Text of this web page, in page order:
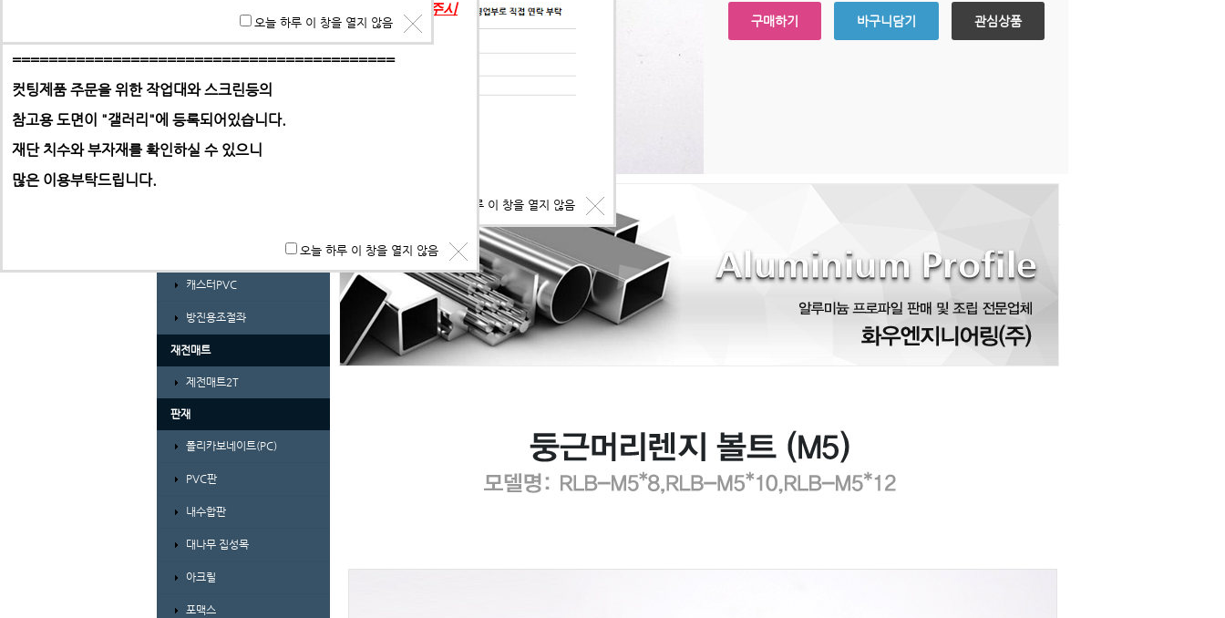
-> 택배요금은 택배사에서 픽업 후 결정합니다.
오늘 하루 이 창을 열지 않음
**특히 알루미늄판,PC,아크릴 판재는 필히 사무실로 견적 문의해 주시
==========================================
컷팅제품 주문을 위한 작업대와 스크린등의
참고용 도면이 "갤러리"에 등록되어있습니다.
재단 치수와 부자재를 확인하실 수 있으니
많은 이용부탁드립니다.
오늘 하루 이 창을 열지 않음
오늘 하루 이 창을 열지 않음
ABL프로파일 30시리즈
ABL프로파일 30시리즈부품
ABL프로파일 40시리즈
ABL프로파일 40시리즈부품
ㄱ자앵글 및 덕트
캐스터PVC
방진용조절좌
재전매트
제전매트2T
판재
폴리카보네이트(PC)
PVC판
내수합판
대나무 집성목
아크릴
포맥스
구매하기 바구니담기 관심상품